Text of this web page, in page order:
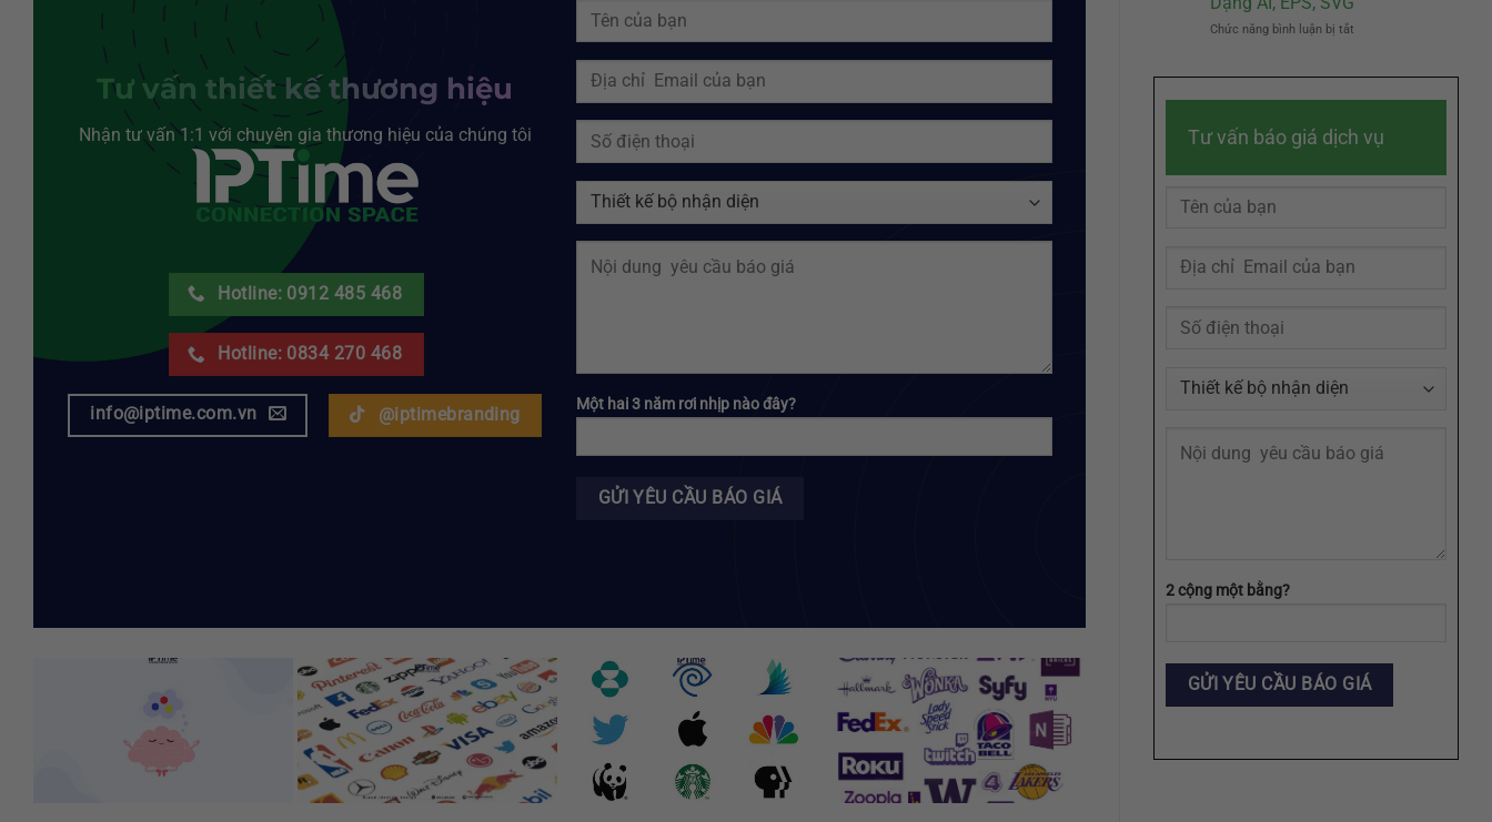
Tư vấn thiết kế thương hiệu
Nhận tư vấn 1:1 với chuyên gia thương hiệu của chúng tôi
Hotline: 0912 485 468
Hotline: 0834 270 468
info@iptime.com.vn @iptimebranding
Một hai 3 năm rơi nhịp nào đây?
Ghi
Chức năng bình luận bị tắt
Là
Vì
File
Tư vấn báo giá dịch vụ
2 cộng một bằng?